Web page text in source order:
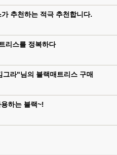
추천하는 적극 추천합니다.
리스를 정복하다
라"님의 블랙매트리스 구매
하는 블랙~!